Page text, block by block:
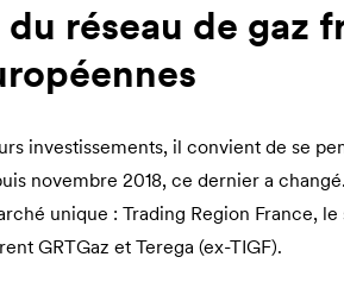
réseau de gaz
investissements, il convient de se
novembre 2018, ce dernier a
unique : Trading Region France,
GRTGaz et Terega (ex-TIGF).